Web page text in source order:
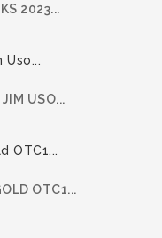
2023...
USO...
OTC1...